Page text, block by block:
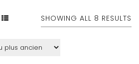
SHOWING ALL 8 RESULTS